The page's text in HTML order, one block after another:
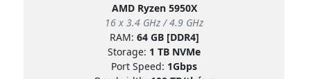
AMD Ryzen 5950X
16 x 3.4 GHz / 4.9 GHz
RAM: 64 GB [DDR4]
Storage: 1 TB NVMe
Port Speed: 1Gbps